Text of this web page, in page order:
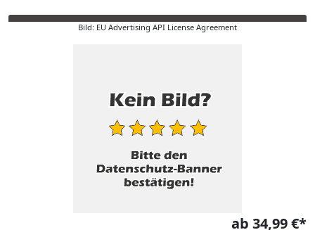
Bild: EU Advertising API License Agreement
ab 34,99 €*